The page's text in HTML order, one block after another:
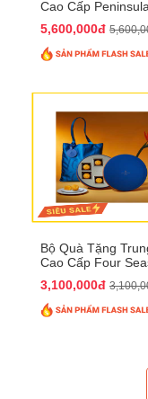
Cao Cấp Peninsula
5,600,000đ
Bộ Quà Tặng
Cao Cấp Four
3,100,000đ